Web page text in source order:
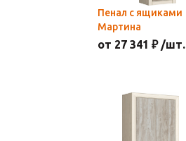
Пенал с ящиками
Мартина
от 27 341 ₽ /шт.